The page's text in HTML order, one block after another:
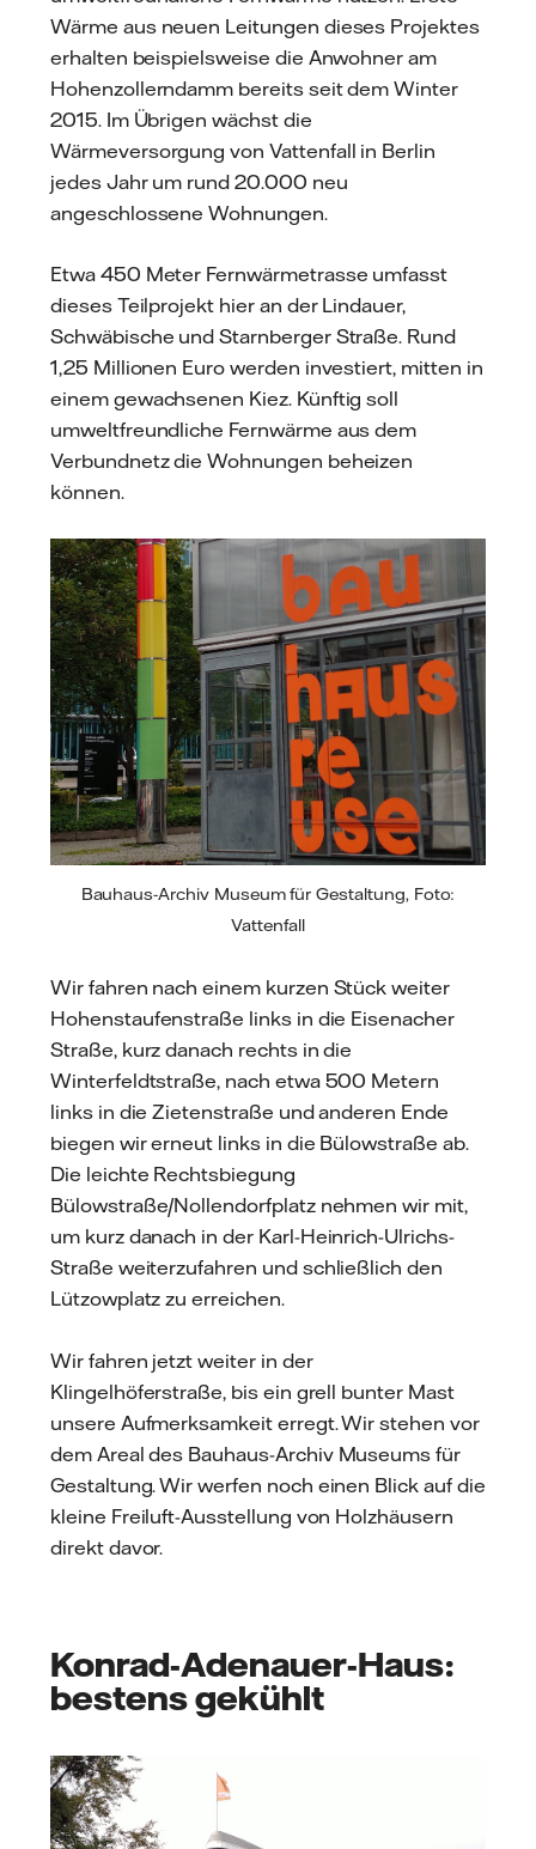
Wärme aus neuen Leitungen dieses Projektes
erhalten beispielsweise die Anwohner am
Hohenzollerndamm bereits seit dem Winter
2015. Im Übrigen wächst die
Wärmeversorgung von Vattenfall in Berlin
jedes Jahr um rund 20.000 neu
angeschlossene Wohnungen.
Etwa 450 Meter Fernwärmetrasse umfasst
dieses Teilprojekt hier an der Lindauer,
Schwäbische und Starnberger Straße. Rund
1,25 Millionen Euro werden investiert, mitten in
einem gewachsenen Kiez. Künftig soll
umweltfreundliche Fernwärme aus dem
Verbundnetz die Wohnungen beheizen
können.
Bauhaus-Archiv Museum für Gestaltung, Foto:
Vattenfall
Wir fahren nach einem kurzen Stück weiter
Hohenstaufenstraße links in die Eisenacher
Straße, kurz danach rechts in die
Winterfeldtstraße, nach etwa 500 Metern
links in die Zietenstraße und anderen Ende
biegen wir erneut links in die Bülowstraße ab.
Die leichte Rechtsbiegung
Bülowstraße/Nollendorfplatz nehmen wir mit,
um kurz danach in der Karl-Heinrich-Ulrichs-
Straße weiterzufahren und schließlich den
Lützowplatz zu erreichen.
Wir fahren jetzt weiter in der
Klingelhöferstraße, bis ein grell bunter Mast
unsere Aufmerksamkeit erregt. Wir stehen vor
dem Areal des Bauhaus-Archiv Museums für
Gestaltung. Wir werfen noch einen Blick auf die
kleine Freiluft-Ausstellung von Holzhäusern
direkt davor.
Konrad-Adenauer-Haus:
bestens gekühlt